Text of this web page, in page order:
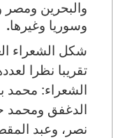
والبحرين ومصر
وسوريا وغيرها.
شكل الشعراء
تقريبا نظرا
الشعراء:
الدغفق
نصر، وعبد